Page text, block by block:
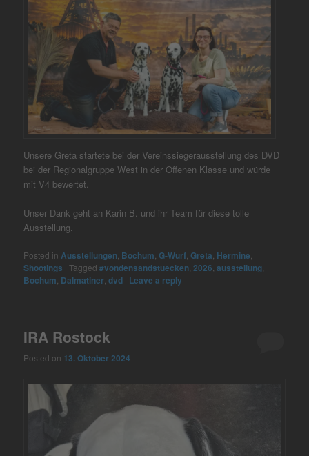
Unsere Greta startete bei der Vereinssiegerausstellung des DVD
bei der Regionalgruppe West in der Offenen Klasse und würde
mit V4 bewertet.
Unser Dank geht an Karin B. und ihr Team für diese tolle
Ausstellung.
Posted in Ausstellungen Bochum ,G-Wurf ,Greta Hermine
Shootings |Tagged #vondensandstuecken ,2026 ,ausstellung
Bochum Dalmatiner ,dvd | Leave a reply
IRA Rostock
Posted on 13. Oktober 2024